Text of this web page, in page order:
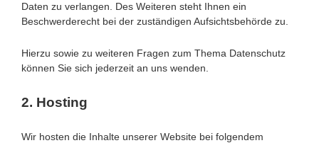
Daten zu verlangen. Des Weiteren steht Ihnen ein
Beschwerderecht bei der zuständigen Aufsichtsbehörde zu.
Hierzu sowie zu weiteren Fragen zum Thema Datenschutz
können Sie sich jederzeit an uns wenden.
2. Hosting
Wir hosten die Inhalte unserer Website bei folgendem